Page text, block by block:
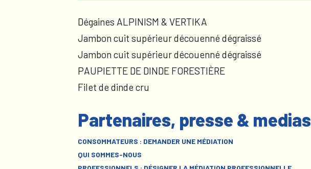
Dégaines ALPINISM & VERTIKA
Jambon cuit supérieur découenné dégraissé
Jambon cuit supérieur découenné dégraissé
PAUPIETTE DE DINDE FORESTIÈRE
Filet de dinde cru
Partenaires, presse & medias
CONSOMMATEURS : DEMANDER UNE MÉDIATION
QUI SOMMES-NOUS